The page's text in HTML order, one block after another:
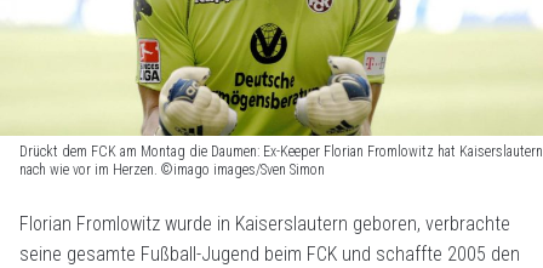
Drückt dem FCK am Montag die Daumen: Ex-Keeper Florian Fromlowitz hat Kaiserslautern
nach wie vor im Herzen. ©imago images/Sven Simon
Florian Fromlowitz wurde in Kaiserslautern geboren, verbrachte
seine gesamte Fußball-Jugend beim FCK und schaffte 2005 den